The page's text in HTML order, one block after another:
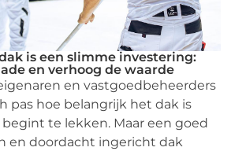
is een slimme investering:
en verhoog de waarde
en vastgoedbeheerders
pas hoe belangrijk het dak is
te lekken. Maar een goed
en doordacht ingericht dak